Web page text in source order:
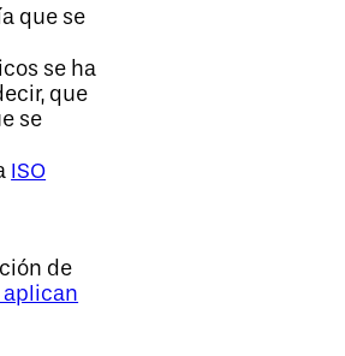
que se
se ha
que
se
ISO
de